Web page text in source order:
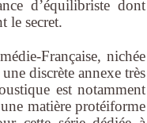
d’équilibriste dont
le secret.
Française, nichée
discrète annexe très
est notamment
matière protéiforme